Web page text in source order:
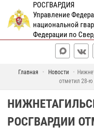
РОСГВАРДИЯ
Управление
национальной
Федерации по
Главная Новости
отметил 28-ю
РОСГВАРДИИ